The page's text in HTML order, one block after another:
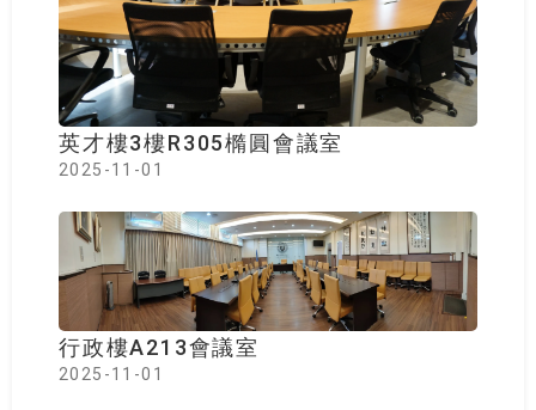
英才樓3樓R305橢圓會議室
2025-11-01
行政樓A213會議室
2025-11-01